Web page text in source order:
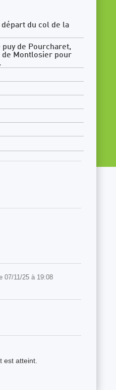
départ du col de la
de Pourcharet,
de Montlosier pour
07/11/25 à 19:08
est atteint.